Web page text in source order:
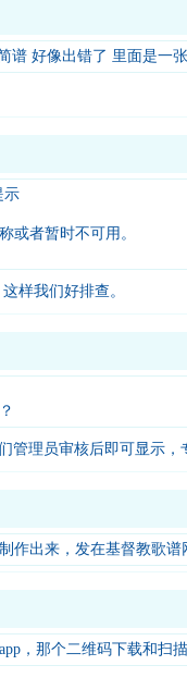
谱 好像出错了 里面是一
示
或者暂时不可用。
样我们好排查。
管理员审核后即可显示
作出来，发在基督教歌谱
，那个二维码下载和扫